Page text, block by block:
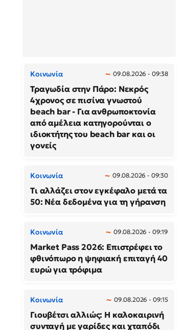
Κοινωνία 09.08.2026 - 09:38
Τραγωδία στην Πάρο: Νεκρός
4χρονος σε πισίνα γνωστού
beach bar - Για ανθρωποκτονία
από αμέλεια κατηγορούνται ο
ιδιοκτήτης του beach bar και οι
γονείς
Κοινωνία 09.08.2026 - 09:30
Τι αλλάζει στον εγκέφαλο μετά τα
50: Νέα δεδομένα για τη γήρανση
Κοινωνία 09.08.2026 - 09:19
Market Pass 2026: Επιστρέφει το
φθινόπωρο η ψηφιακή επιταγή 40
ευρώ για τρόφιμα
Κοινωνία 09.08.2026 - 09:15
Γιουβέτσι αλλιώς: Η καλοκαιρινή
συνταγή με γαρίδες και χταπόδι